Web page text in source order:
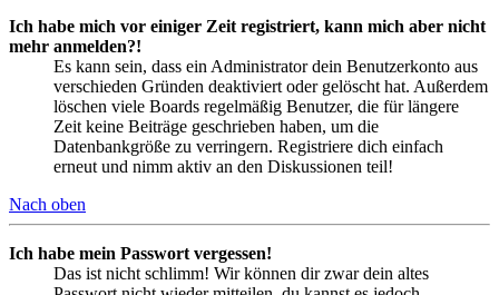
Ich habe mich vor einiger Zeit registriert, kann mich aber nicht
mehr anmelden?!
Es kann sein, dass ein Administrator dein Benutzerkonto aus
verschieden Gründen deaktiviert oder gelöscht hat. Außerdem
löschen viele Boards regelmäßig Benutzer, die für längere
Zeit keine Beiträge geschrieben haben, um die
Datenbankgröße zu verringern. Registriere dich einfach
erneut und nimm aktiv an den Diskussionen teil!
Nach oben
Ich habe mein Passwort vergessen!
Das ist nicht schlimm! Wir können dir zwar dein altes